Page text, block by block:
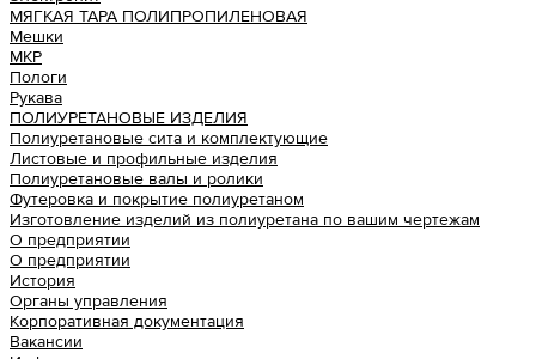
МЯГКАЯ ТАРА ПОЛИПРОПИЛЕНОВАЯ
Мешки
МКР
Пологи
Рукава
ПОЛИУРЕТАНОВЫЕ ИЗДЕЛИЯ
Полиуретановые сита и комплектующие
Листовые и профильные изделия
Полиуретановые валы и ролики
Футеровка и покрытие полиуретаном
Изготовление изделий из полиуретана по вашим чертежам
О предприятии
О предприятии
История
Органы управления
Корпоративная документация
Вакансии